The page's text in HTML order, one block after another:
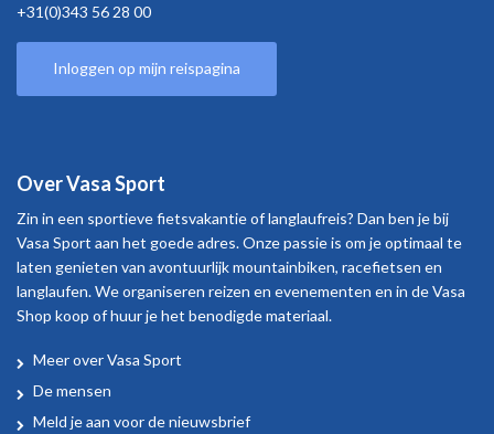
+31(0)343 56 28 00
Inloggen op mijn reispagina
Over Vasa Sport
Zin in een sportieve fietsvakantie of langlaufreis? Dan ben je bij
Vasa Sport aan het goede adres. Onze passie is om je optimaal te
laten genieten van avontuurlijk mountainbiken, racefietsen en
langlaufen. We organiseren reizen en evenementen en in de Vasa
Shop koop of huur je het benodigde materiaal.
Over
Vasa
Meer over Vasa Sport
De mensen
Meld je aan voor de nieuwsbrief